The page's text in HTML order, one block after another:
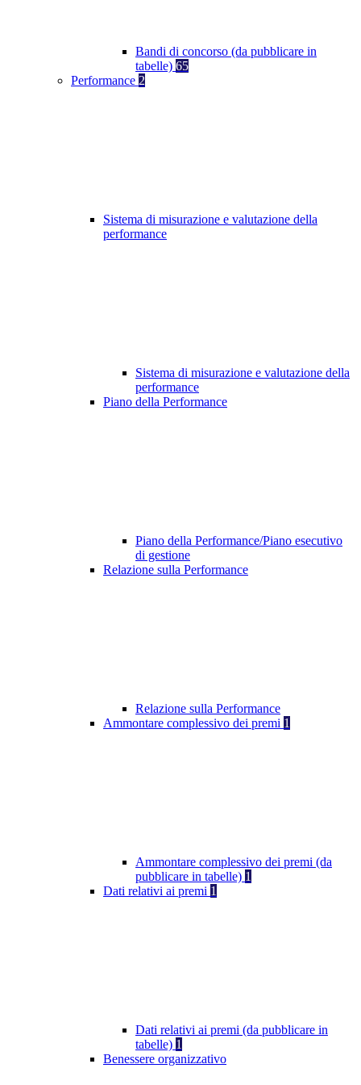
Bandi di concorso (da pubblicare in
tabelle) 65
Performance 2
Sistema di misurazione e valutazione della
performance
Sistema di misurazione e valutazione della
performance
Piano della Performance
Piano della Performance/Piano esecutivo
di gestione
Relazione sulla Performance
Relazione sulla Performance
Ammontare complessivo dei premi 1
Ammontare complessivo dei premi (da
pubblicare in tabelle) 1
Dati relativi ai premi 1
Dati relativi ai premi (da pubblicare in
tabelle) 1
Benessere organizzativo